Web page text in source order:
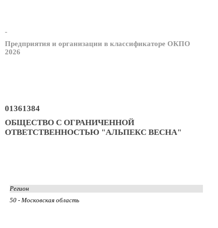
-
Предприятия и организации в классификаторе ОКПО
2026
01361384
ОБЩЕСТВО С ОГРАНИЧЕННОЙ
ОТВЕТСТВЕННОСТЬЮ "АЛЬПЕКС ВЕСНА"
Регион
50 - Московская область